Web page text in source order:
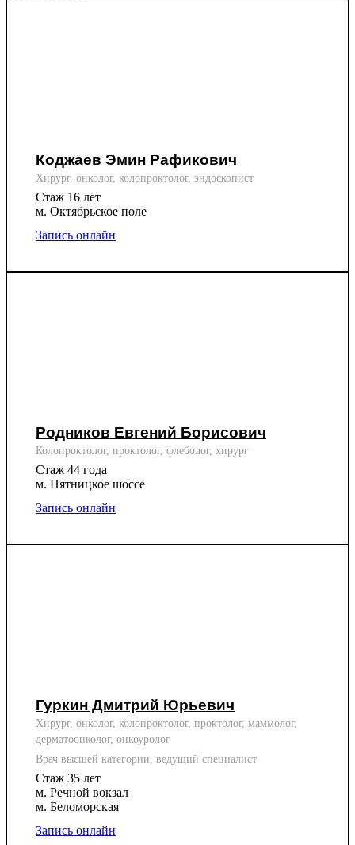
Коджаев Эмин Рафикович
Хирург, онколог, колопроктолог, эндоскопист
Стаж 16 лет
м. Октябрьское поле
Запись онлайн
Родников Евгений Борисович
Колопроктолог, проктолог, флеболог, хирург
Стаж 44 года
м. Пятницкое шоссе
Запись онлайн
Гуркин Дмитрий Юрьевич
Хирург, онколог, колопроктолог, проктолог, маммолог,
дерматоонколог, онкоуролог
Врач высшей категории, ведущий специалист
Стаж 35 лет
м. Речной вокзал
м. Беломорская
Запись онлайн